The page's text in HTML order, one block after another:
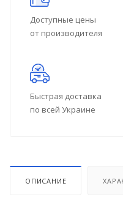
Доступные цены
от производителя
Быстрая доставка
по всей Украине
ОПИСАНИЕ